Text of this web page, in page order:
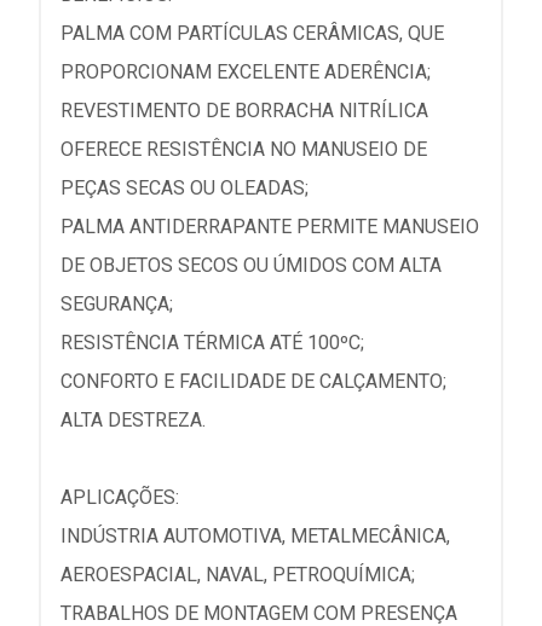
PALMA COM PARTÍCULAS CERÂMICAS, QUE
PROPORCIONAM EXCELENTE ADERÊNCIA;
REVESTIMENTO DE BORRACHA NITRÍLICA
OFERECE RESISTÊNCIA NO MANUSEIO DE
PEÇAS SECAS OU OLEADAS;
PALMA ANTIDERRAPANTE PERMITE MANUSEIO
DE OBJETOS SECOS OU ÚMIDOS COM ALTA
SEGURANÇA;
RESISTÊNCIA TÉRMICA ATÉ 100ºC;
CONFORTO E FACILIDADE DE CALÇAMENTO;
ALTA DESTREZA.
APLICAÇÕES:
INDÚSTRIA AUTOMOTIVA, METALMECÂNICA,
AEROESPACIAL, NAVAL, PETROQUÍMICA;
TRABALHOS DE MONTAGEM COM PRESENÇA